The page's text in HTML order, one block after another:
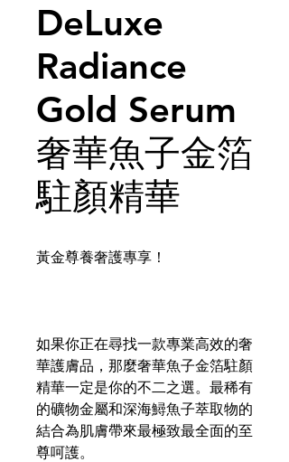
DeLuxe
Radiance
Gold Serum
奢華魚子金箔
駐顏精華
黃金尊養奢護專享！
如果你正在尋找一款專業高效的奢
華護膚品，那麼奢華魚子金箔駐顏
精華一定是你的不二之選。最稀有
的礦物金屬和深海鱘魚子萃取物的
結合為肌膚帶來最極致最全面的至
尊呵護。